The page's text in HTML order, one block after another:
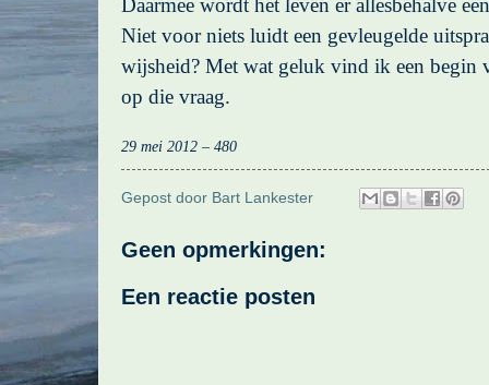
Daarmee wordt het leven er allesbehalve
Niet voor niets luidt een gevleugelde
wijsheid? Met wat geluk vind ik een begin
op die vraag.
29 mei 2012 – 480
Gepost door Bart Lankester
Geen opmerkingen:
Een reactie posten